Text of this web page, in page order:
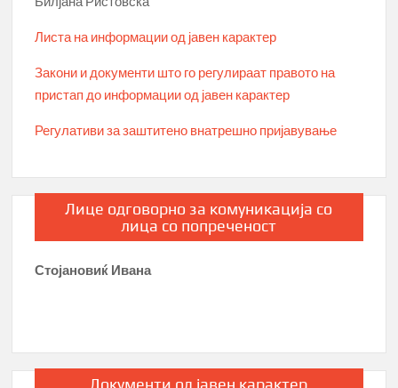
Листа на информации од јавен карактер
Закони и документи што го регулираат правото на
пристап до информации од јавен карактер
Регулативи за заштитено внатрешно пријавување
Лице одговорно за комуникација со
лица со попреченост
Стојановиќ Ивана
Документи од јавен карактер